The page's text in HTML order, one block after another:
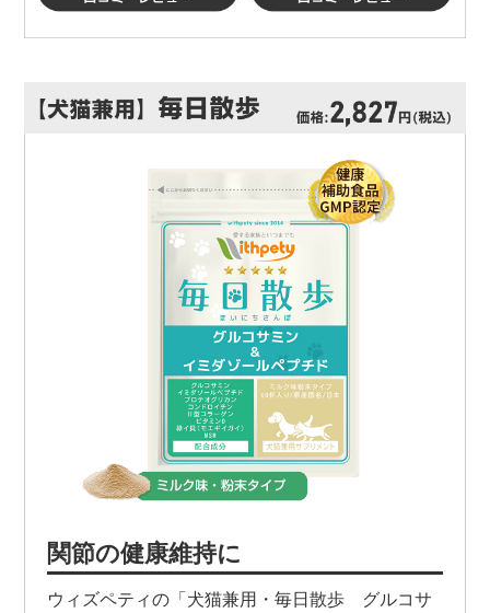
関節の健康維持に
ウィズペティの「犬猫兼用・毎日散歩 グルコサ